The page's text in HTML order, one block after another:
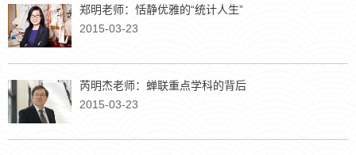
郑明老师：恬静优雅的“统计人生”
2015-03-23
芮明杰老师：蝉联重点学科的背后
2015-03-23